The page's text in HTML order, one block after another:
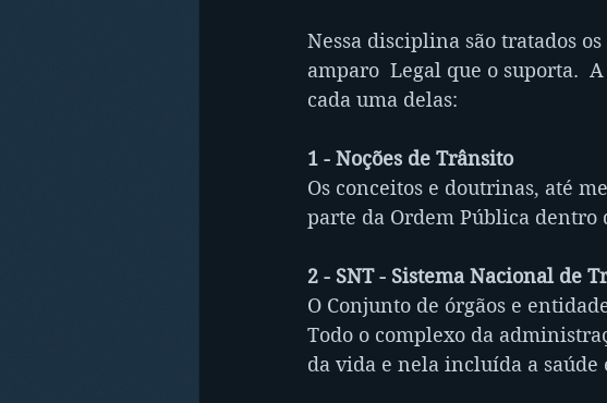
Nessa disciplina são tratados
amparo  Legal que o suporta.
cada uma delas:
1 - Noções de Trânsito
Os conceitos e doutrinas, até
parte da Ordem Pública
2 - SNT - Sistema Nacional de
O Conjunto de órgãos e
Todo o complexo da
da vida e nela incluída a saúde